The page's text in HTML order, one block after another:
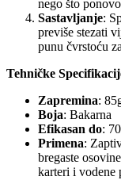
nego što
Sastavljanje:
previše stezati
punu čvrstoću
Tehničke
Zapremina:
Boja: Bakarna
Efikasan do:
Primena:
bregaste
karteri i vodene